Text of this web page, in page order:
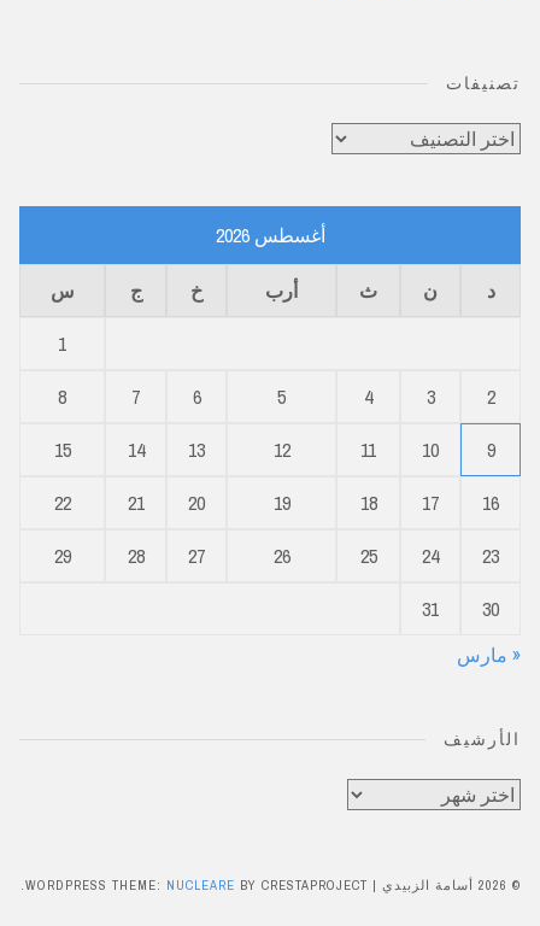
تصنيفات
تصنيفات
أغسطس 2026
د ن ث أرب خ ج
س
1
2
3
4
5
6
7
8
9
10
11
12
13
14
15
16
17
18
19
20
21
22
23
24
25
26
27
28
29
30
31
« مارس
الأرشيف
الأرشيف
© 2026 أسامة الزبيدي |
WORDPRESS THEME: NUCLEARE BY CRESTAPROJECT.